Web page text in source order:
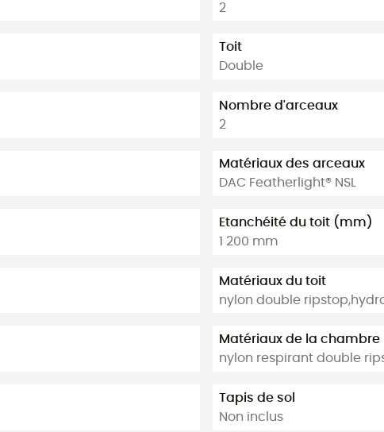
2
Toit
Double
Nombre d'arceaux
2
Matériaux des arceaux
DAC Featherlight® NSL
Etanchéité du toit (mm)
1 200 mm
Matériaux du toit
nylon double
Matériaux de la chambre
nylon respirant double
Tapis de sol
Non inclus